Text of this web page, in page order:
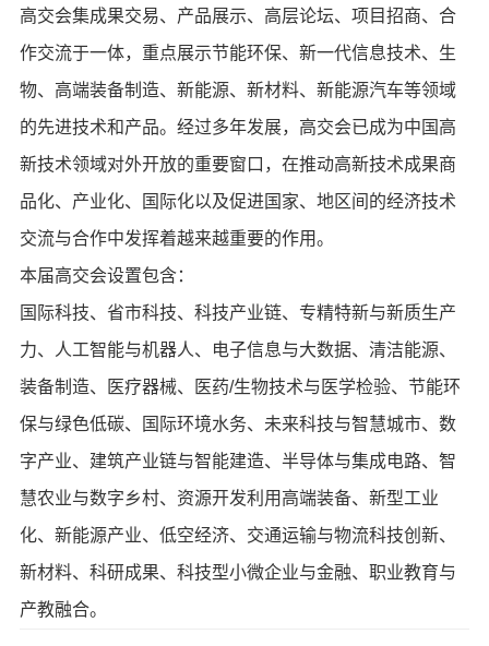
高交会集成果交易、产品展示、高层论坛、项目招商、合
作交流于一体，重点展示节能环保、新一代信息技术、生
物、高端装备制造、新能源、新材料、新能源汽车等领域
的先进技术和产品。经过多年发展，高交会已成为中国高
新技术领域对外开放的重要窗口，在推动高新技术成果商
品化、产业化、国际化以及促进国家、地区间的经济技术
交流与合作中发挥着越来越重要的作用。
本届高交会设置包含：
国际科技、省市科技、科技产业链、专精特新与新质生产
力、人工智能与机器人、电子信息与大数据、清洁能源、
装备制造、医疗器械、医药/生物技术与医学检验、节能环
保与绿色低碳、国际环境水务、未来科技与智慧城市、数
字产业、建筑产业链与智能建造、半导体与集成电路、智
慧农业与数字乡村、资源开发利用高端装备、新型工业
化、新能源产业、低空经济、交通运输与物流科技创新、
新材料、科研成果、科技型小微企业与金融、职业教育与
产教融合。